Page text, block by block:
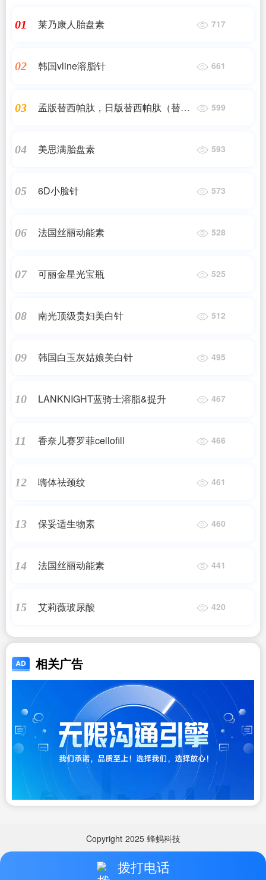
01 莱乃康人胎盘素 717
02 韩国vline溶脂针 661
03
孟版替西帕肽，日版替西帕肽（替尔
599
04 美思满胎盘素 593
05 6D小脸针 573
06 法国丝丽动能素 528
07 可丽金星光宝瓶 525
08 南光顶级贵妇美白针 512
09 韩国白玉灰姑娘美白针 495
10 LANKNIGHT蓝骑士溶脂&提升 467
11 香奈儿赛罗菲cellofill 466
12 嗨体祛颈纹 461
13 保妥适生物素 460
14 法国丝丽动能素 441
15 艾莉薇玻尿酸 420
相关广告
Copyright 2025 蜂蚂科技
拨打电话
Copyright 2025 蜂蚂科技